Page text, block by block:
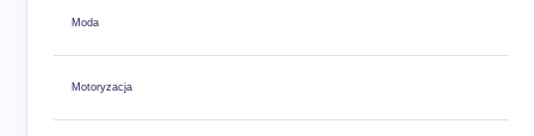
Moda
Motoryzacja